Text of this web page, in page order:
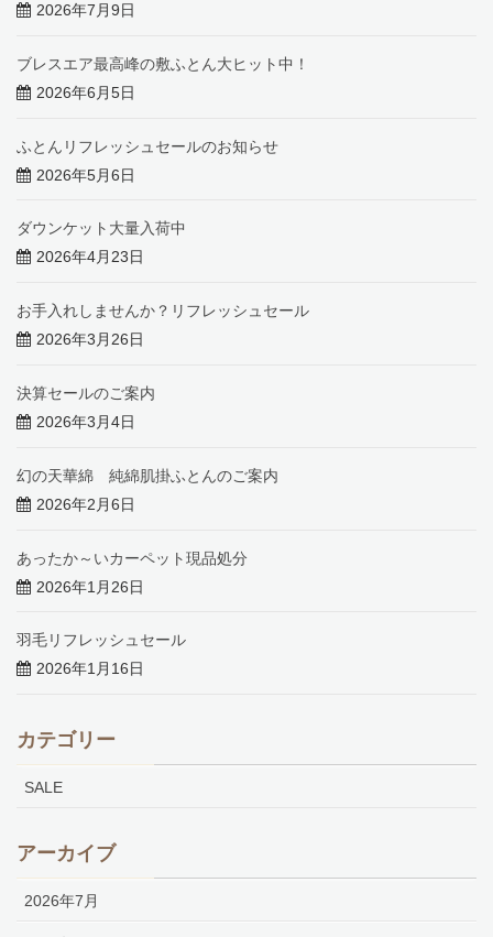
2026年7月9日
ブレスエア最高峰の敷ふとん大ヒット中！
2026年6月5日
ふとんリフレッシュセールのお知らせ
2026年5月6日
ダウンケット大量入荷中
2026年4月23日
お手入れしませんか？リフレッシュセール
2026年3月26日
決算セールのご案内
2026年3月4日
幻の天華綿 純綿肌掛ふとんのご案内
2026年2月6日
あったか～いカーペット現品処分
2026年1月26日
羽毛リフレッシュセール
2026年1月16日
カテゴリー
SALE
アーカイブ
2026年7月